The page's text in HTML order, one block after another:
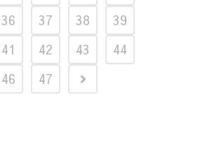
36 37 38
39
41 42 43
44
46 47